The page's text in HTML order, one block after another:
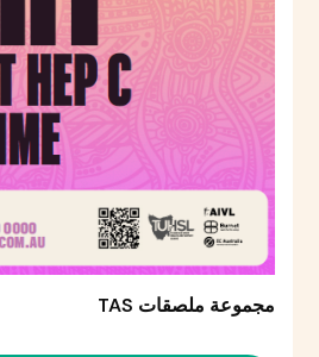
مجموعة ملصقات TAS